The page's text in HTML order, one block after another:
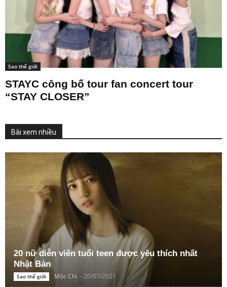
Sao thế giới
STAYC công bố tour fan concert tour
“STAY CLOSER”
Bài xem nhiều
20 nữ diễn viên tuổi teen được yêu thích nhất
Nhật Bản
Sao thế giới Mộc Chi -20/07/2021